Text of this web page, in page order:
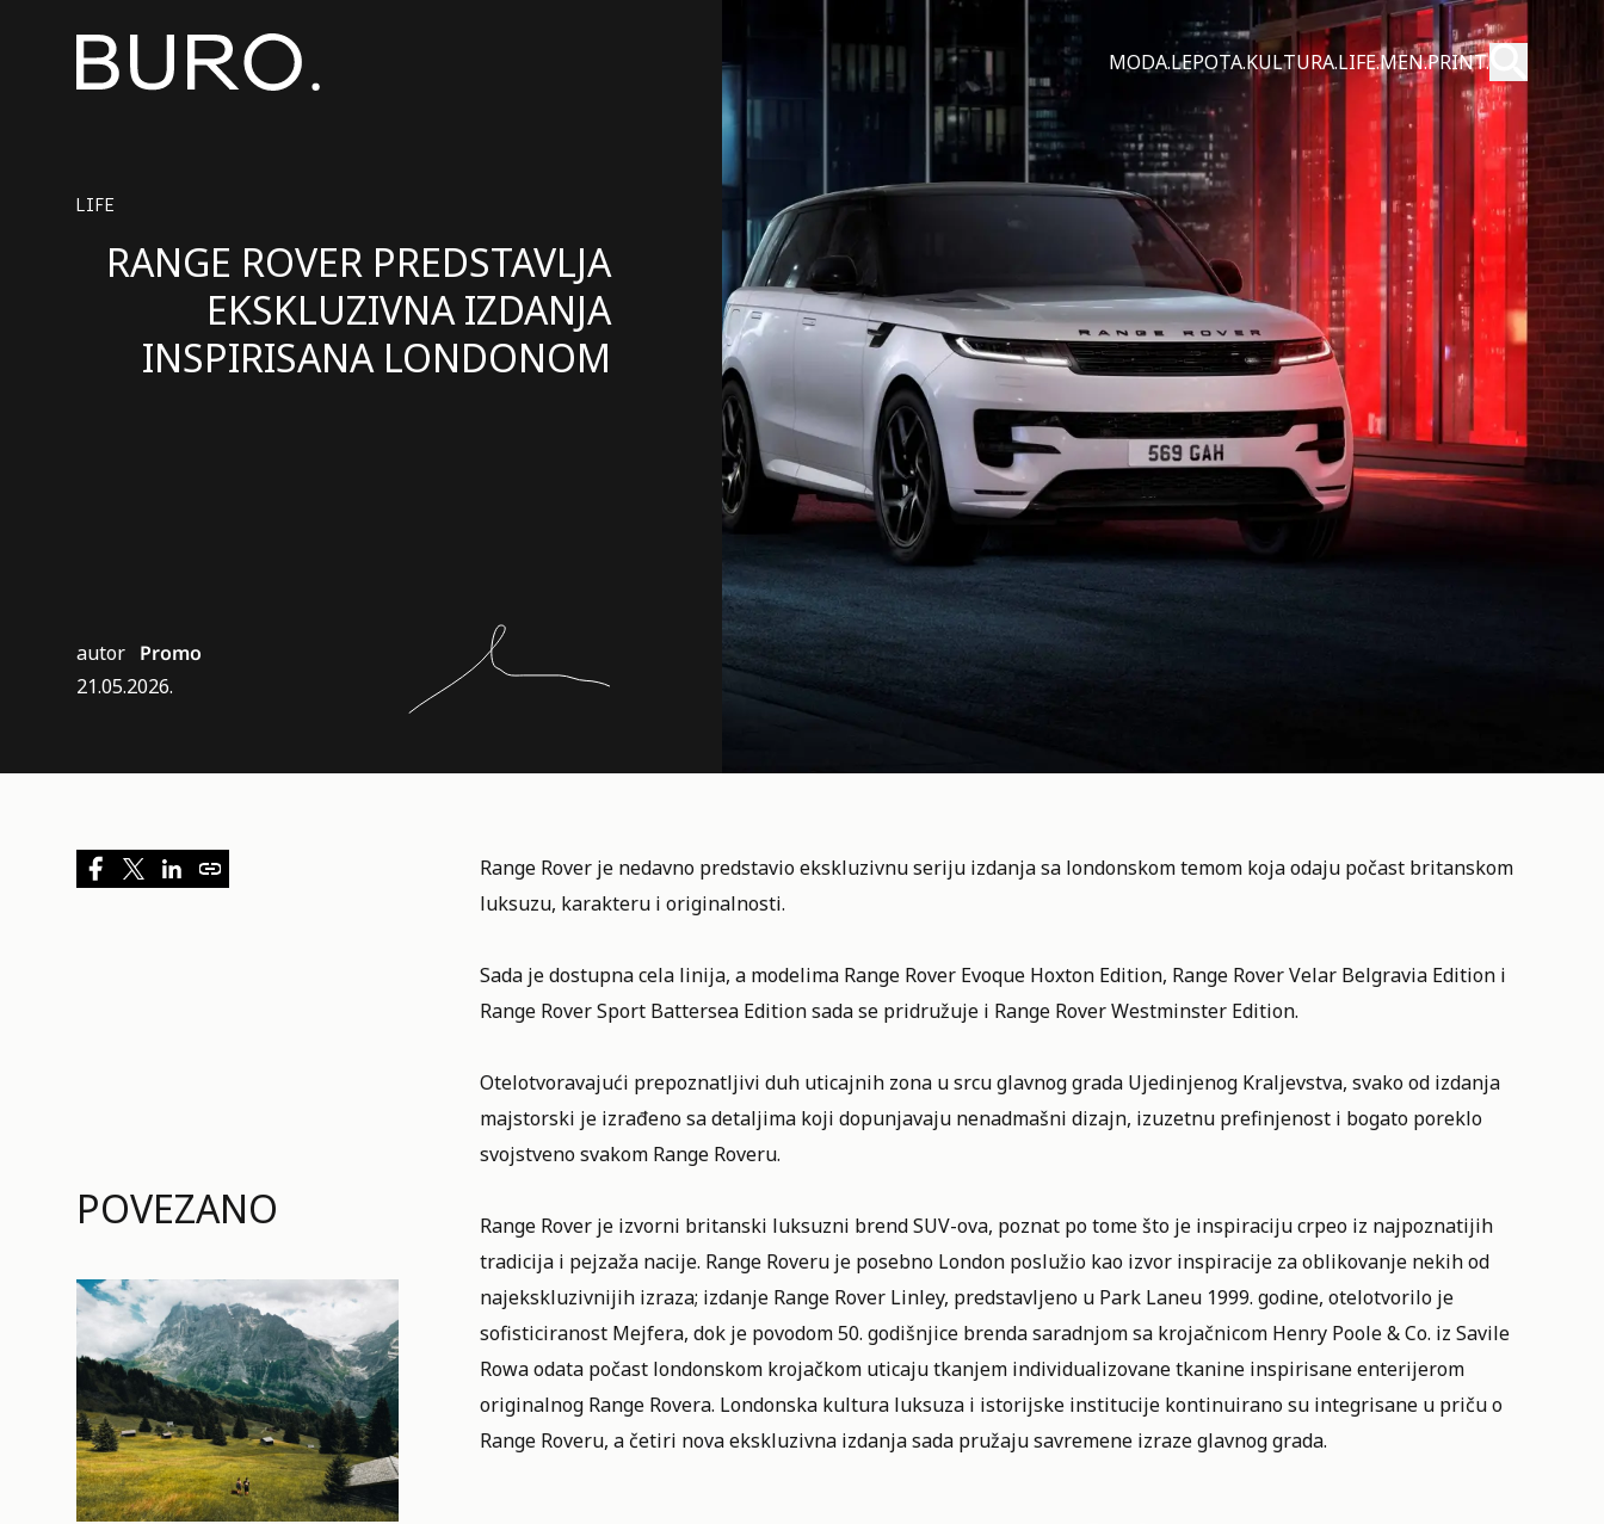
MODA.LEPOTA.KULTURA.LIFE.MEN.PRINT. Pretraži
Pošalji
LIFE
RANGE ROVER PREDSTAVLJA
EKSKLUZIVNA IZDANJA
INSPIRISANA LONDONOM
autor Promo
21.05.2026.
POVEZANO
Range Rover je nedavno predstavio ekskluzivnu seriju izdanja sa londonskom temom koja odaju počast britanskom
luksuzu, karakteru i originalnosti.
Sada je dostupna cela linija, a modelima Range Rover Evoque Hoxton Edition, Range Rover Velar Belgravia Edition i
Range Rover Sport Battersea Edition sada se pridružuje i Range Rover Westminster Edition.
Otelotvoravajući prepoznatljivi duh uticajnih zona u srcu glavnog grada Ujedinjenog Kraljevstva, svako od izdanja
majstorski je izrađeno sa detaljima koji dopunjavaju nenadmašni dizajn, izuzetnu prefinjenost i bogato poreklo
svojstveno svakom Range Roveru.
Range Rover je izvorni britanski luksuzni brend SUV-ova, poznat po tome što je inspiraciju crpeo iz najpoznatijih
tradicija i pejzaža nacije. Range Roveru je posebno London poslužio kao izvor inspiracije za oblikovanje nekih od
najekskluzivnijih izraza; izdanje Range Rover Linley, predstavljeno u Park Laneu 1999. godine, otelotvorilo je
sofisticiranost Mejfera, dok je povodom 50. godišnjice brenda saradnjom sa krojačnicom Henry Poole & Co. iz Savile
Rowa odata počast londonskom krojačkom uticaju tkanjem individualizovane tkanine inspirisane enterijerom
originalnog Range Rovera. Londonska kultura luksuza i istorijske institucije kontinuirano su integrisane u priču o
Range Roveru, a četiri nova ekskluzivna izdanja sada pružaju savremene izraze glavnog grada.